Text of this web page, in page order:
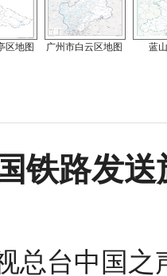
区地图 广州市白云区地图 蓝
铁路发
总台中国